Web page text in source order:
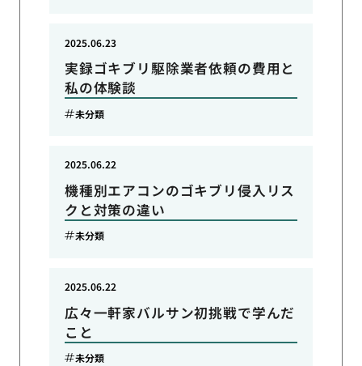
実録ゴキブリ駆除業者依頼の費用と
私の体験談
2025.06.23
未分類
機種別エアコンのゴキブリ侵入リス
クと対策の違い
2025.06.22
未分類
広々一軒家バルサン初挑戦で学んだ
こと
2025.06.22
未分類